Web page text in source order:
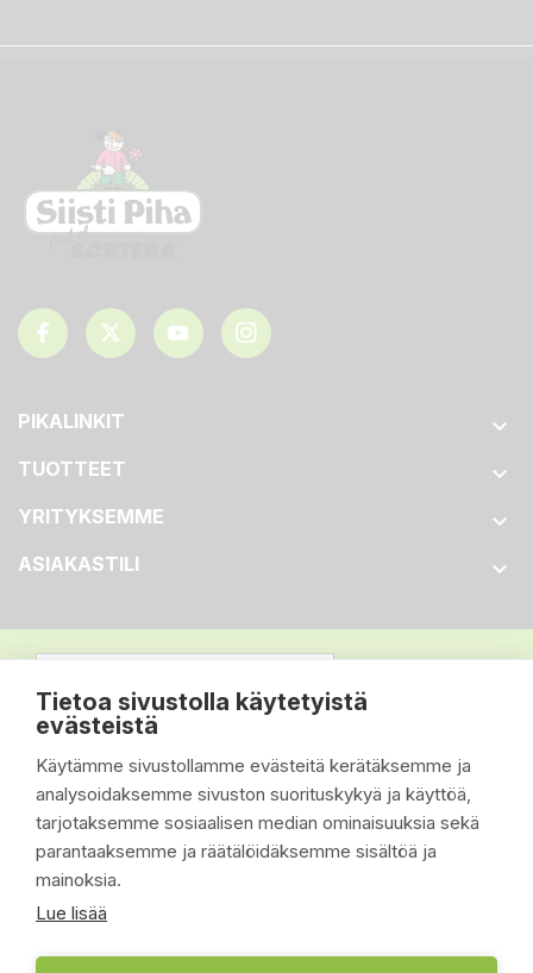
Tietoa sivustolla käytetyistä
evästeistä
Käytämme sivustollamme evästeitä kerätäksemme ja
analysoidaksemme sivuston suorituskykyä ja käyttöä,
tarjotaksemme sosiaalisen median ominaisuuksia sekä
parantaaksemme ja räätälöidäksemme sisältöä ja
mainoksia.
Lue lisää
PIKALINKIT 
TUOTTEET 
YRITYKSEMME 
ASIAKASTILI 